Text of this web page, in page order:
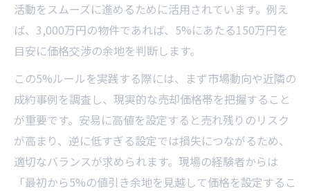
活動をスムーズに進めるために活用されています。例え
ば、3,000万円の物件であれば、5%にあたる150万円を
目安に価格交渉の余地を判断します。
この5%ルールを実践する際には、まず市場動向や近隣の
成約事例を調査し、現実的な売却価格帯を把握すること
が重要です。安易に高値を設定すると売れ残りのリスク
が高まり、逆に低すぎる設定では損失につながるため、
適切なバランスが求められます。現場の経験者からは
「最初から5%の値引き余地を見越して価格を設定するこ